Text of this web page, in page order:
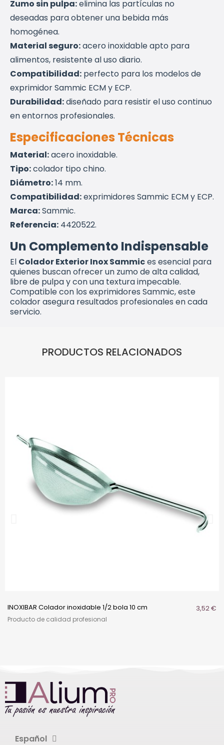
Zumo sin pulpa:elimina las partículas no
deseadas para obtener una bebida más
homogénea.
Material seguro:acero inoxidable apto para
alimentos, resistente al uso diario.
Compatibilidad: perfecto para los modelos de
exprimidor Sammic ECM y ECP.
Durabilidad:diseñado para resistir el uso continuo
en entornos profesionales.
Especificaciones Técnicas
Material:acero inoxidable.
Tipo:colador tipo chino.
Diámetro:14 mm.
Compatibilidad:exprimidores Sammic ECM y ECP.
Marca:Sammic.
Referencia: 4420522.
Un Complemento Indispensable
El Colador Exterior Inox Sammices esencial para
quienes buscan ofrecer un zumo de alta calidad,
libre de pulpa y con una textura impecable.
Compatible con los exprimidores Sammic, este
colador asegura resultados profesionales en cada
servicio.
PRODUCTOS RELACIONADOS
INOXIBAR Colador inoxidable 1/2 bola 10 cm 3,52 €
Producto de calidad profesional
Español